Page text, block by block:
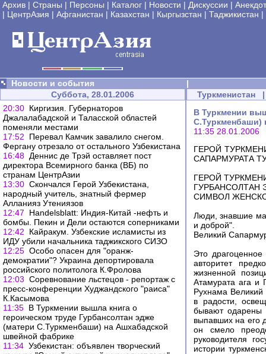
Архив | Страны | Персоны | Каталог | Новости | Дискуссии |
| ЦентрАзия | Афганистан | Казахстан | Кыргызстан | Таджикистан |
Новости и события
|
Суббота, 28.01.2006
20:30 Киргизия. Губернаторов
Джалалабадской и Таласской областей
поменяли местами
17:52
Перевал Камчик завалило снегом.
Фергану отрезало от остального Узбекистана
16:48 Деннис де Трэй оставляет пост
директора Всемирного банка (ВБ) по
странам ЦентрАзии
13:30 Скончался Герой Узбекистана,
народный учитель, знатный фермер
Алланияз Утениязов
12:47
Handelsblatt: Индия-Китай -нефть и
бомбы. Пекин и Дели остаются соперниками
12:42
Кайракум. Узбекские исламисты из
ИДУ убили начальника таджикского СИЗО
12:25 Особо опасен для "оранж-
демократии"? Украина депортировала
российского политолога К.Фролова
12:03 Соревнование льстецов - репортаж с
пресс-конференции Худжандского "раиса"
К.Касымова
11:35 В Туркмении вышла книга о
героическом труде Гурбансолтан эдже
(матери С.Туркменбаши) на Ашхабадской
швейной фабрике
11:34 Узбекистан: объявлен творческий
Туркменистан |
В Туркмении
С.Туркменбаши)
11:35 28.01.2006
ГЕРОЙ
САПАРМУРАТА
ГЕРОЙ
СИМВОЛ
Люди, знавшие
и доброй".
Великий
Это
авторитет
жизненной
Атамурата ага и
Рухнама
в радости,
бывают одарены
выпавших на его
он смело
руководителя
истории